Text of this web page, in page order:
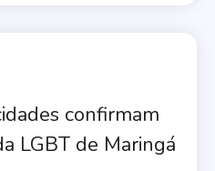
confirmam
LGBT de Maringá